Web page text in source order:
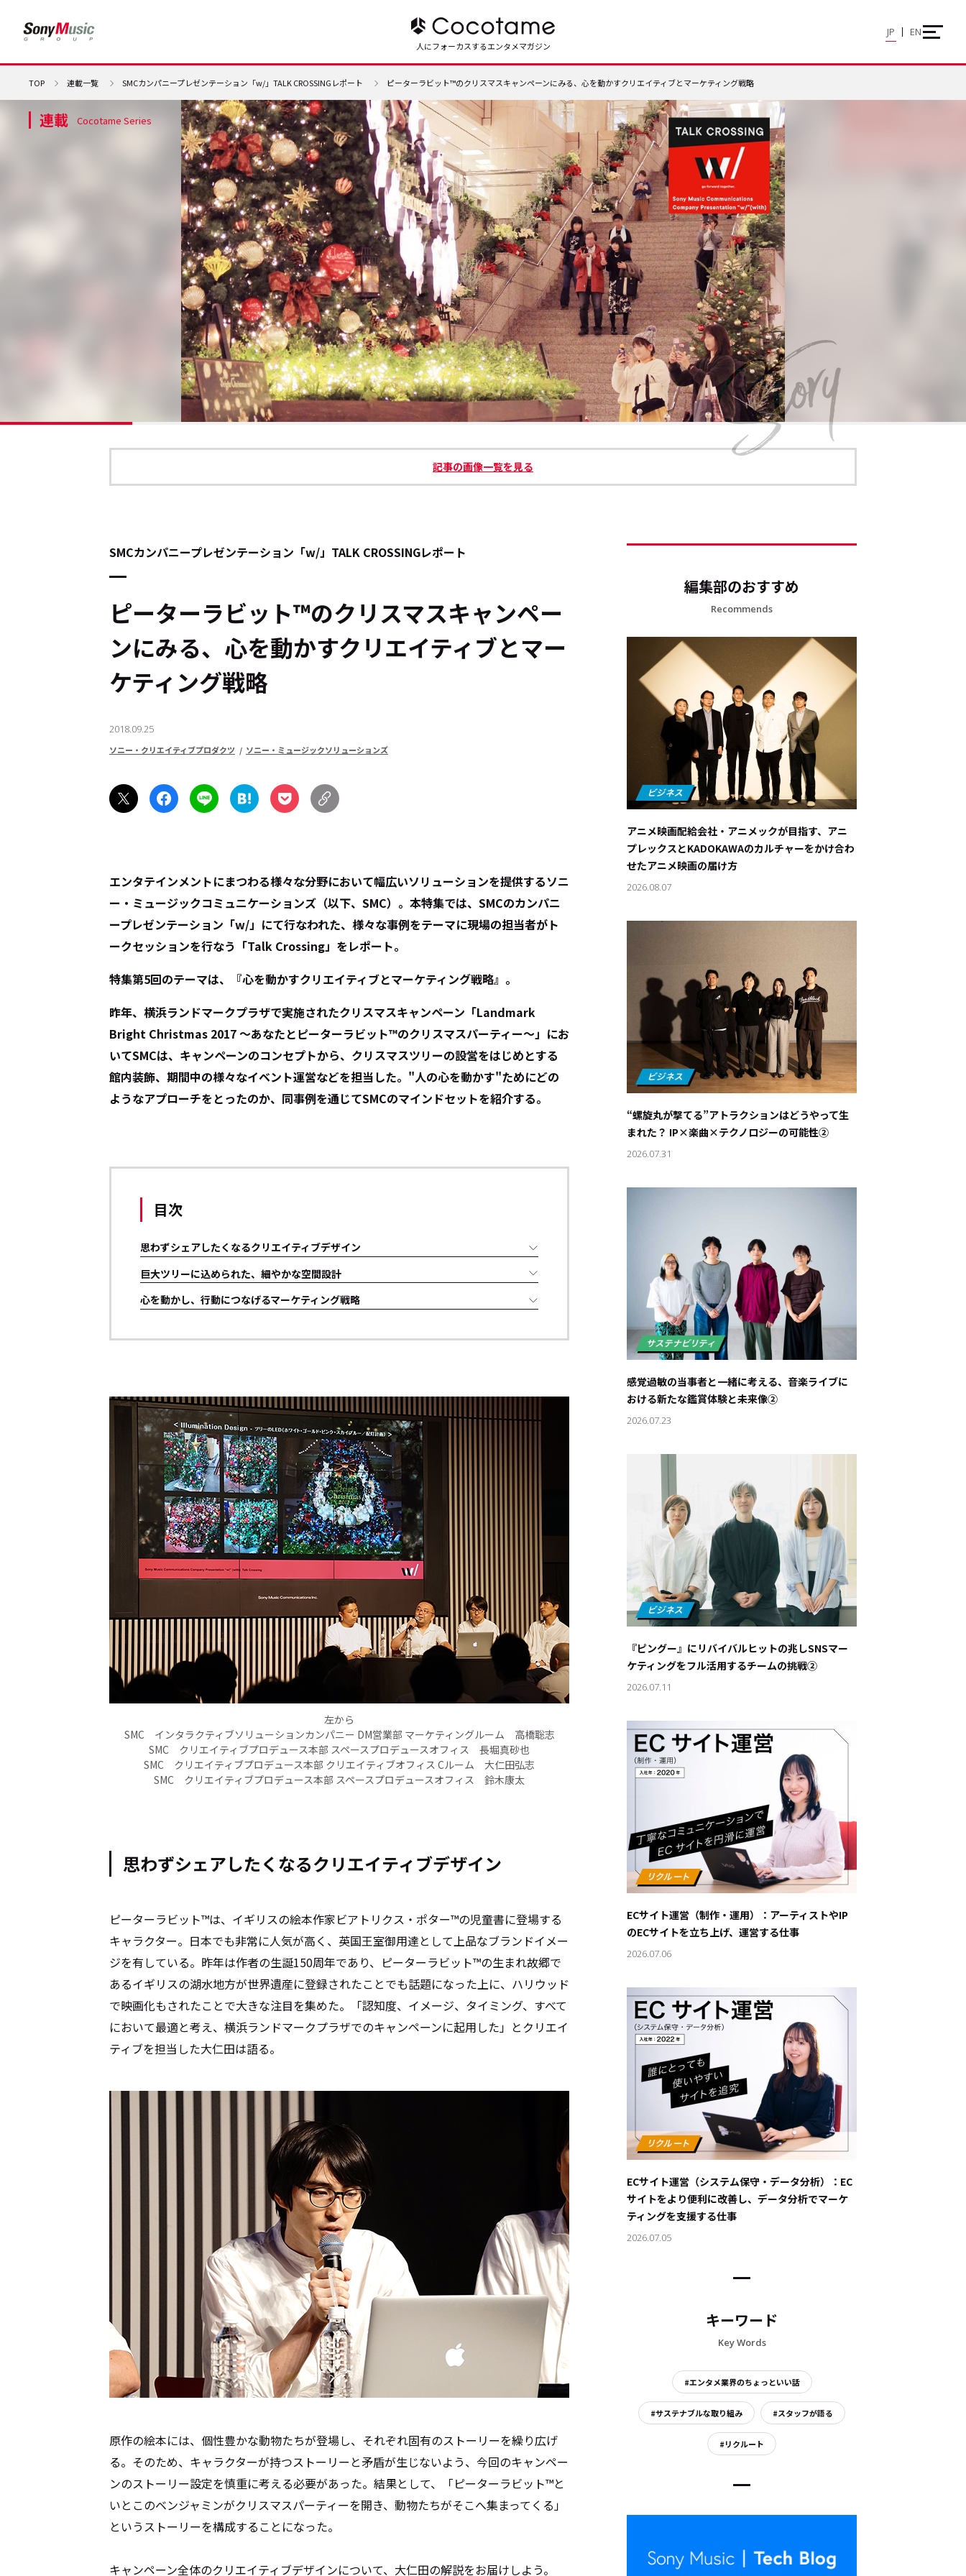
トップ Top
記事一覧 Articles
Cocotameとは About
キーワード：
#エンタメ業界のちょっといい話
#サステナブルな取り組み #スタッフが語る
#リクルート
プライバシーポリシー 本サイトご利用にあたって Cookie Settings
人にフォーカスするエンタメマガジン
JP EN
TOP 連載一覧 SMCカンパニープレゼンテーション「w/」TALK CROSSINGレポート ピーターラビット™のクリスマスキャンペーンにみる、心を動かすクリエイティブとマーケティング戦略
連載 Cocotame Series
記事の画像一覧を見る
SMCカンパニープレゼンテーション「w/」TALK CROSSINGレポート
ピーターラビット™のクリスマスキャンペー
ンにみる、心を動かすクリエイティブとマー
ケティング戦略
2018.09.25
ソニー・クリエイティブプロダクツ ソニー・ミュージックソリューションズ
エンタテインメントにまつわる様々な分野において幅広いソリューションを提供するソニ
ー・ミュージックコミュニケーションズ（以下、SMC）。本特集では、SMCのカンパニ
ープレゼンテーション「w/」にて行なわれた、様々な事例をテーマに現場の担当者がト
ークセッションを行なう「Talk Crossing」をレポート。
特集第5回のテーマは、『心を動かすクリエイティブとマーケティング戦略』。
昨年、横浜ランドマークプラザで実施されたクリスマスキャンペーン「Landmark
Bright Christmas 2017 ～あなたとピーターラビット™のクリスマスパーティー～」にお
いてSMCは、キャンペーンのコンセプトから、クリスマスツリーの設営をはじめとする
館内装飾、期間中の様々なイベント運営などを担当した。"人の心を動かす"ためにどの
ようなアプローチをとったのか、同事例を通じてSMCのマインドセットを紹介する。
目次
思わずシェアしたくなるクリエイティブデザイン
巨大ツリーに込められた、細やかな空間設計
心を動かし、行動につなげるマーケティング戦略
左から
SMC インタラクティブソリューションカンパニー DM営業部 マーケティングルーム 高橋聡志
SMC クリエイティブプロデュース本部 スペースプロデュースオフィス 長堀真砂也
SMC クリエイティブプロデュース本部 クリエイティブオフィス Cルーム 大仁田弘志
SMC クリエイティブプロデュース本部 スペースプロデュースオフィス 鈴木康太
思わずシェアしたくなるクリエイティブデザイン
ピーターラビット™は、イギリスの絵本作家ビアトリクス・ポター™の児童書に登場する
キャラクター。日本でも非常に人気が高く、英国王室御用達として上品なブランドイメー
ジを有している。昨年は作者の生誕150周年であり、ピーターラビット™の生まれ故郷で
あるイギリスの湖水地方が世界遺産に登録されたことでも話題になった上に、ハリウッド
で映画化もされたことで大きな注目を集めた。「認知度、イメージ、タイミング、すべて
において最適と考え、横浜ランドマークプラザでのキャンペーンに起用した」とクリエイ
ティブを担当した大仁田は語る。
原作の絵本には、個性豊かな動物たちが登場し、それぞれ固有のストーリーを繰り広げ
る。そのため、キャラクターが持つストーリーと矛盾が生じないよう、今回のキャンペー
ンのストーリー設定を慎重に考える必要があった。結果として、「ピーターラビット™と
いとこのベンジャミンがクリスマスパーティーを開き、動物たちがそこへ集まってくる」
というストーリーを構成することになった。
キャンペーン全体のクリエイティブデザインについて、大仁田の解説をお届けしよう。
編集部のおすすめ
Recommends
アニメ映画配給会社・アニメックが目指す、アニ
プレックスとKADOKAWAのカルチャーをかけ合わ
せたアニメ映画の届け方
2026.08.07
“螺旋丸が撃てる”アトラクションはどうやって生
まれた？ IP×楽曲×テクノロジーの可能性②
2026.07.31
感覚過敏の当事者と一緒に考える、音楽ライブに
おける新たな鑑賞体験と未来像②
2026.07.23
『ピングー』にリバイバルヒットの兆し――SNSマー
ケティングをフル活用するチームの挑戦②
2026.07.11
ECサイト運営（制作・運用）：アーティストやIP
のECサイトを立ち上げ、運営する仕事
2026.07.06
ECサイト運営（システム保守・データ分析）：EC
サイトをより便利に改善し、データ分析でマーケ
ティングを支援する仕事
2026.07.05
キーワード
Key Words
#エンタメ業界のちょっといい話
#サステナブルな取り組み #スタッフが語る
#リクルート